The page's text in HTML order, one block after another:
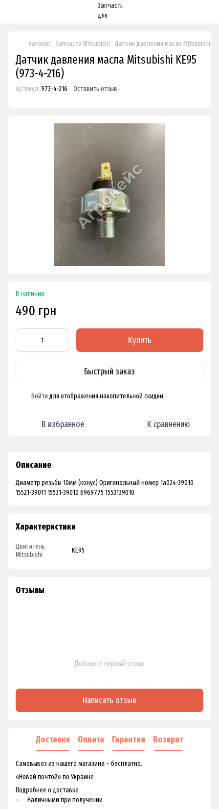
Каталог Запчасти Mitsubishi Датчик давления масла Mitsubishi
Датчик давления масла Mitsubishi KE95
(973-4-216)
Артикул: 973-4-216 Оставить отзыв
В наличии
490 грн
Купить
Быстрый заказ
Войти для отображения накопительной скидки
В избранное К сравнению
Описание
Диаметр резьбы 10мм (конус) Оригинальный номер 1a024-39010
15521-39011 15531-39010 6969775 1553139010
Характеристики
Двигатель
Mitsubishi
KE95
Отзывы
Добавьте первый отзыв
Написать отзыв
Доставка Оплата Гарантия Возврат
Самовывоз из нашего магазина – бесплатно.
«Новой почтой» по Украине
Подробнее о доставке
Наличными при получении